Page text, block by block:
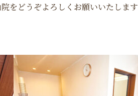
をどうぞよろしくお願いいたします